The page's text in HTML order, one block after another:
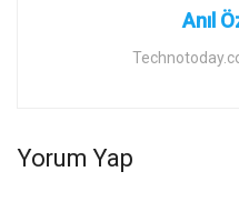
Anıl
Yorum Yap